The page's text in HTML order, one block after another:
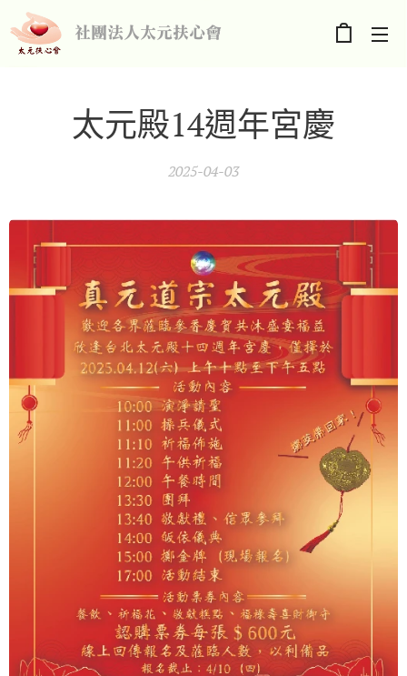
社團法人太元扶心會
太元殿14週年宮慶
2025-04-03